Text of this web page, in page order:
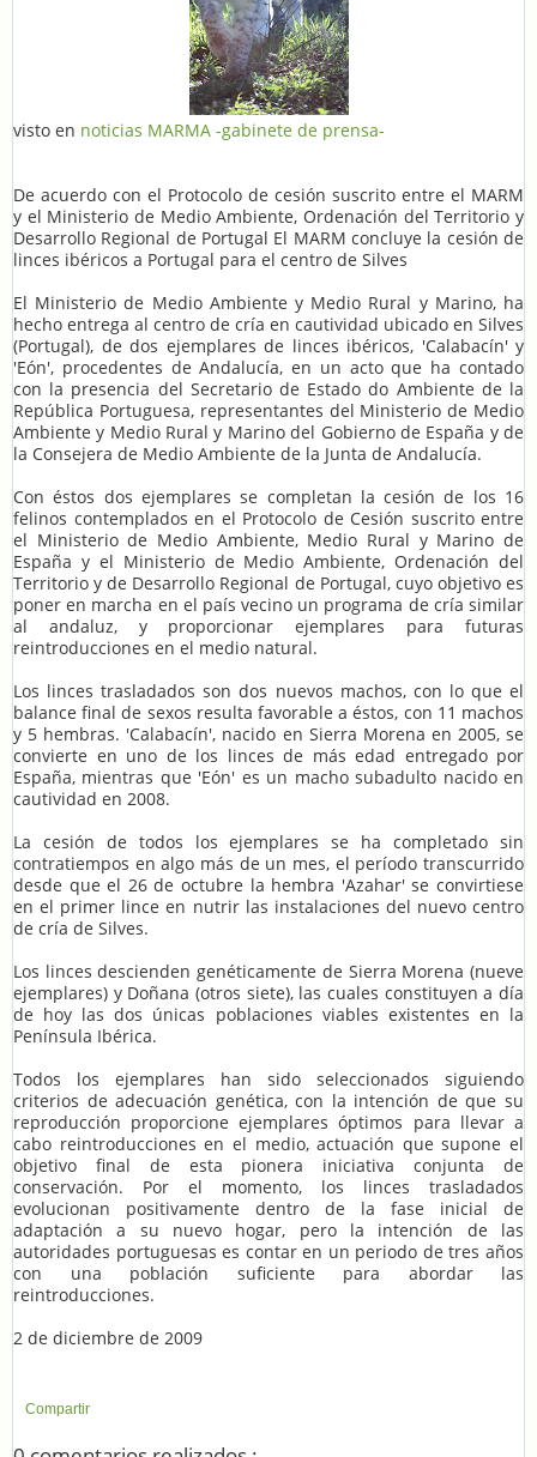
visto en noticias MARMA -gabinete de prensa-
De acuerdo con el Protocolo de cesión suscrito entre el MARM
y el Ministerio de Medio Ambiente, Ordenación del Territorio y
Desarrollo Regional de Portugal El MARM concluye la cesión de
linces ibéricos a Portugal para el centro de Silves
El Ministerio de Medio Ambiente y Medio Rural y Marino, ha
hecho entrega al centro de cría en cautividad ubicado en Silves
(Portugal), de dos ejemplares de linces ibéricos, 'Calabacín' y
'Eón', procedentes de Andalucía, en un acto que ha contado
con la presencia del Secretario de Estado do Ambiente de la
República Portuguesa, representantes del Ministerio de Medio
Ambiente y Medio Rural y Marino del Gobierno de España y de
la Consejera de Medio Ambiente de la Junta de Andalucía.
Con éstos dos ejemplares se completan la cesión de los 16
felinos contemplados en el Protocolo de Cesión suscrito entre
el Ministerio de Medio Ambiente, Medio Rural y Marino de
España y el Ministerio de Medio Ambiente, Ordenación del
Territorio y de Desarrollo Regional de Portugal, cuyo objetivo es
poner en marcha en el país vecino un programa de cría similar
al andaluz, y proporcionar ejemplares para futuras
reintroducciones en el medio natural.
Los linces trasladados son dos nuevos machos, con lo que el
balance final de sexos resulta favorable a éstos, con 11 machos
y 5 hembras. 'Calabacín', nacido en Sierra Morena en 2005, se
convierte en uno de los linces de más edad entregado por
España, mientras que 'Eón' es un macho subadulto nacido en
cautividad en 2008.
La cesión de todos los ejemplares se ha completado sin
contratiempos en algo más de un mes, el período transcurrido
desde que el 26 de octubre la hembra 'Azahar' se convirtiese
en el primer lince en nutrir las instalaciones del nuevo centro
de cría de Silves.
Los linces descienden genéticamente de Sierra Morena (nueve
ejemplares) y Doñana (otros siete), las cuales constituyen a día
de hoy las dos únicas poblaciones viables existentes en la
Península Ibérica.
Todos los ejemplares han sido seleccionados siguiendo
criterios de adecuación genética, con la intención de que su
reproducción proporcione ejemplares óptimos para llevar a
cabo reintroducciones en el medio, actuación que supone el
objetivo final de esta pionera iniciativa conjunta de
conservación. Por el momento, los linces trasladados
evolucionan positivamente dentro de la fase inicial de
adaptación a su nuevo hogar, pero la intención de las
autoridades portuguesas es contar en un periodo de tres años
con una población suficiente para abordar las
reintroducciones.
2 de diciembre de 2009
Compartir